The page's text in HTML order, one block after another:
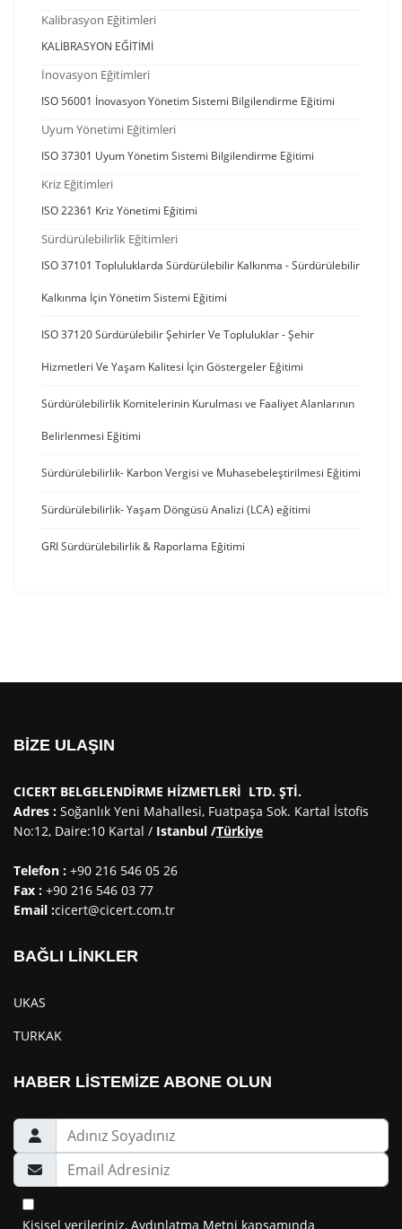
Kalibrasyon Eğitimleri
KALİBRASYON EĞİTİMİ
İnovasyon Eğitimleri
ISO 56001 İnovasyon Yönetim Sistemi Bilgilendirme Eğitimi
Uyum Yönetimi Eğitimleri
ISO 37301 Uyum Yönetim Sistemi Bilgilendirme Eğitimi
Kriz Eğitimleri
ISO 22361 Kriz Yönetimi Eğitimi
Sürdürülebilirlik Eğitimleri
ISO 37101 Topluluklarda Sürdürülebilir Kalkınma - Sürdürülebilir
Kalkınma İçin Yönetim Sistemi Eğitimi
ISO 37120 Sürdürülebilir Şehirler Ve Topluluklar - Şehir
Hizmetleri Ve Yaşam Kalitesi İçin Göstergeler Eğitimi
Sürdürülebilirlik Komitelerinin Kurulması ve Faaliyet Alanlarının
Belirlenmesi Eğitimi
Sürdürülebilirlik- Karbon Vergisi ve Muhasebeleştirilmesi Eğitimi
Sürdürülebilirlik- Yaşam Döngüsü Analizi (LCA) eğitimi
GRI Sürdürülebilirlik & Raporlama Eğitimi
BİZE ULAŞIN
CICERT BELGELENDİRME HİZMETLERİ LTD. ŞTİ.
Adres : Soğanlık Yeni Mahallesi, Fuatpaşa Sok. Kartal İstofis
No:12, Daire:10 Kartal / Istanbul /Türkiye
Telefon : +90 216 546 05 26
Fax : +90 216 546 03 77
Email :cicert@cicert.com.tr
BAĞLI LİNKLER
UKAS
TURKAK
HABER LİSTEMİZE ABONE OLUN
Kişisel verileriniz, Aydınlatma Metni kapsamında